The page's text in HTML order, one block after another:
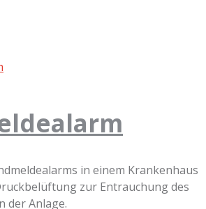
in einem Krankenhaus
zur Entrauchung des
der Anlage.